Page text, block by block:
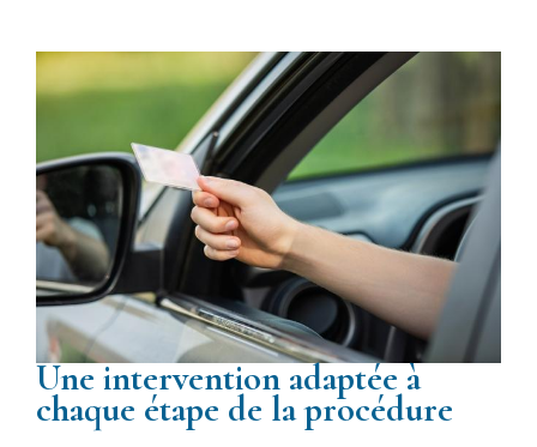
Une intervention adaptée à
chaque étape de la procédure